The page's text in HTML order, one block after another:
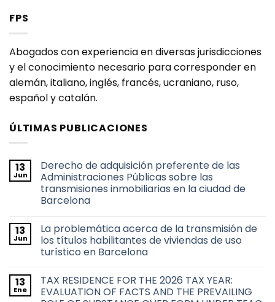
FPS
Abogados con experiencia en diversas jurisdicciones
y el conocimiento necesario para corresponder en
alemán, italiano, inglés, francés, ucraniano, ruso,
español y catalán.
ÚLTIMAS PUBLICACIONES
13
Jun
Derecho de adquisición preferente de las
Administraciones Públicas sobre las
transmisiones inmobiliarias en la ciudad de
Barcelona
comentarios
en
Derecho
de
de
las
Administraciones
13
Jun
La problemática acerca de la transmisión de
los títulos habilitantes de viviendas de uso
turístico en Barcelona
comentarios
en
La
13
Ene
TAX RESIDENCE FOR THE 2026 TAX YEAR:
EVALUATION OF FACTS AND THE PREVAILING